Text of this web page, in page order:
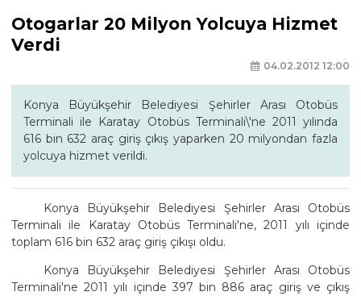
Otogarlar 20 Milyon Yolcuya Hizmet
Verdi
04.02.2012 12:00
Konya Büyükşehir Belediyesi Şehirler Arası Otobüs
Terminali ile Karatay Otobüs Terminali\'ne 2011 yılında
616 bin 632 araç giriş çıkış yaparken 20 milyondan fazla
yolcuya hizmet verildi.
Konya Büyükşehir Belediyesi Şehirler Arası Otobüs
Terminali ile Karatay Otobüs Terminali'ne, 2011 yılı içinde
toplam 616 bin 632 araç giriş çıkışı oldu.
Konya Büyükşehir Belediyesi Şehirler Arası Otobüs
Terminali'ne 2011 yılı içinde 397 bin 886 araç giriş ve çıkış